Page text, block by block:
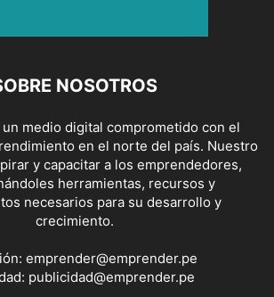
NOSOTROS
medio digital comprometido con el
en el norte del país. Nuestro
y capacitar a los emprendedores,
herramientas, recursos y
necesarios para su desarrollo y
crecimiento.
emprender@emprender.pe
publicidad@emprender.pe